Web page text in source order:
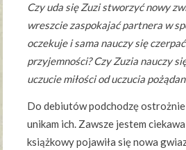
Czy uda się Zuzi stworzyć nowy
wreszcie zaspokajać partnera w
oczekuje i sama nauczy się
przyjemności? Czy Zuzia nauczy
uczucie miłości od uczucia
Do debiutów podchodzę
unikam ich. Zawsze jestem
książkowy pojawiła się nowa